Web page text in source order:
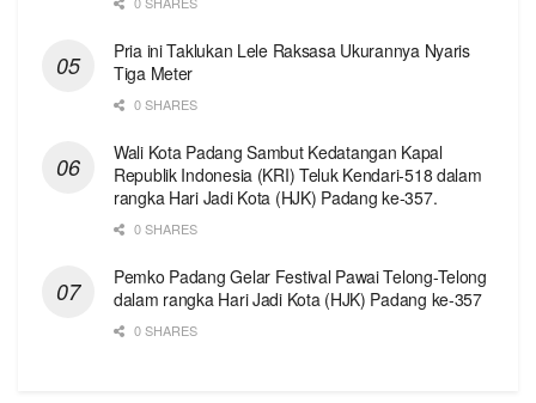
Pria ini Taklukan Lele Raksasa Ukurannya Nyaris
Tiga Meter
0 SHARES
Wali Kota Padang Sambut Kedatangan Kapal
Republik Indonesia (KRI) Teluk Kendari-518 dalam
rangka Hari Jadi Kota (HJK) Padang ke-357.
0 SHARES
Pemko Padang Gelar Festival Pawai Telong-Telong
dalam rangka Hari Jadi Kota (HJK) Padang ke-357
0 SHARES